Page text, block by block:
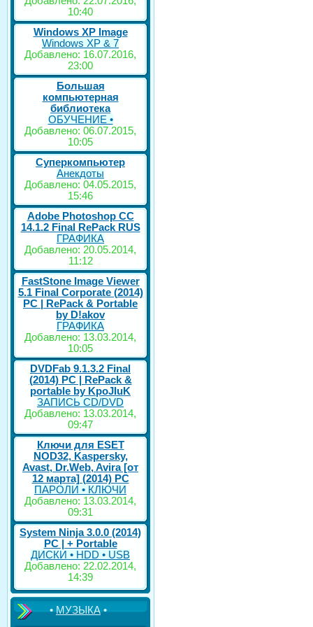
10:40
Windows XP Image
Windows XP & 7
Добавлено: 16.07.2016,
23:00
Большая
компьютерная
библиотека
ОБУЧЕНИЕ •
Добавлено: 06.07.2015,
10:05
Суперкомпьютер
Анекдоты
Добавлено: 04.05.2015,
15:46
Adobe Photoshop CC
14.1.2 Final RePack RUS
ГРАФИКА
Добавлено: 20.05.2014,
11:12
FastStone Image Viewer
5.1 Final Corporate (2014)
РС | RePack & Portable
by D!akov
ГРАФИКА
Добавлено: 13.03.2014,
10:05
DVDFab 9.1.3.2 Final
(2014) PC | RePack &
portable by KpoJIuK
ЗАПИСЬ CD/DVD
Добавлено: 13.03.2014,
09:47
Ключи для ESET
NOD32, Kaspersky,
Avast, Dr.Web, Avira [от
12 марта] (2014) PC
ПАРОЛИ • КЛЮЧИ
Добавлено: 13.03.2014,
09:31
System Ninja 3.0.0 (2014)
РС | + Portable
ДИСКИ • HDD • USB
Добавлено: 22.02.2014,
14:39
•МУЗЫКА•